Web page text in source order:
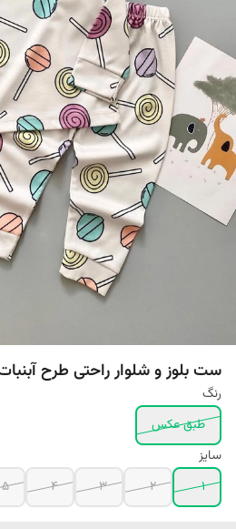
ست بلوز و شلوار راحتی طرح
رنگ
طبق عکس
سایز
1
2
3
4
5